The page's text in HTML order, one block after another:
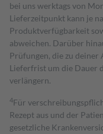
bei uns werktags von
Lieferzeitpunkt kann je
Produktverfügbarkeit
abweichen. Darüber
Prüfungen, die zu
Lieferfrist um die Dauer
verlängern.
4Für
Rezept aus und der
gesetzliche